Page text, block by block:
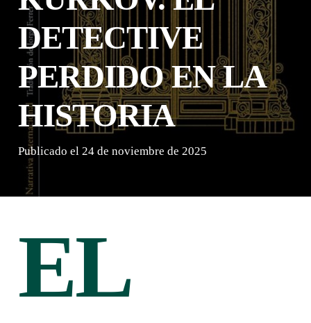
DETECTIVE
PERDIDO EN LA
HISTORIA
Publicado el 24 de noviembre de 2025
EL